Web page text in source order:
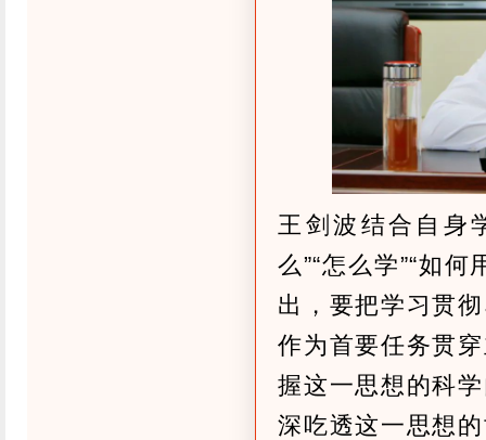
王剑波结合自身
么”“怎么学”“如
出，要把学习贯
作为首要任务贯
握这一思想的科
深吃透这一思想